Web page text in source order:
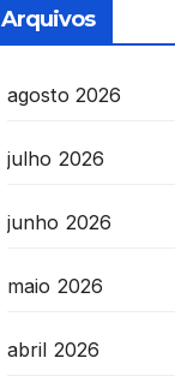
Arquivos
agosto 2026
julho 2026
junho 2026
maio 2026
abril 2026